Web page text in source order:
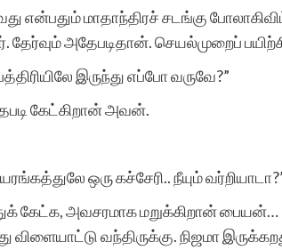
என்பதும் மாதாந்திரச் சடங்கு
தேர்வும் அதேபடிதான். செயல்முறைப்
இருந்து எப்போ வருவே?”
கேட்கிறான் அவன்.
ஒரு கச்சேரி.. நீயும்
கேட்க, அவசரமாக மறுக்கிறான் பையன்…
விளையாட்டு வந்திருக்கு. நிஜமா